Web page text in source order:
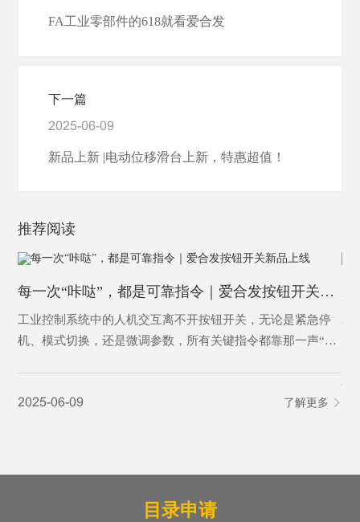
FA工业零部件的618就看爱合发
下一篇
2025-06-09
新品上新 |电动位移滑台上新，特惠超值！
推荐阅读
每一次“咔哒”，都是可靠指令｜爱合发按钮开关新品上线
工业控制系统中的人机交互离不开按钮开关，无论是紧急停
机、模式切换，还是微调参数，所有关键指令都靠那一声“咔
2025-06-09 了解更多
爱
目录申请